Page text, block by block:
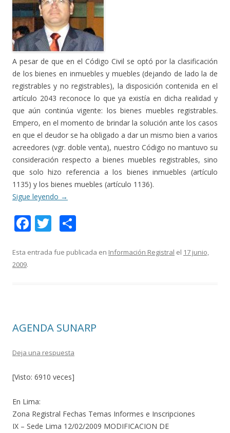
A pesar de que en el Código Civil se optó por la clasificación
de los bienes en inmuebles y muebles (dejando de lado la de
registrables y no registrables), la disposición contenida en el
artículo 2043 reconoce lo que ya existía en dicha realidad y
que aún continúa vigente: los bienes muebles registrables.
Empero, en el momento de brindar la solución ante los casos
en que el deudor se ha obligado a dar un mismo bien a varios
acreedores (vgr. doble venta), nuestro Código no mantuvo su
consideración respecto a bienes muebles registrables, sino
que solo hizo referencia a los bienes inmuebles (artículo
1135) y los bienes muebles (artículo 1136).
Sigue leyendo →
F
e
k
T
itt m
r
Esta entrada fue publicada en Información Registral el 17 junio,
2009.
AGENDA SUNARP
Deja una respuesta
[Visto: 6910 veces]
En Lima:
Zona Registral Fechas Temas Informes e Inscripciones
IX – Sede Lima 12/02/2009 MODIFICACION DE